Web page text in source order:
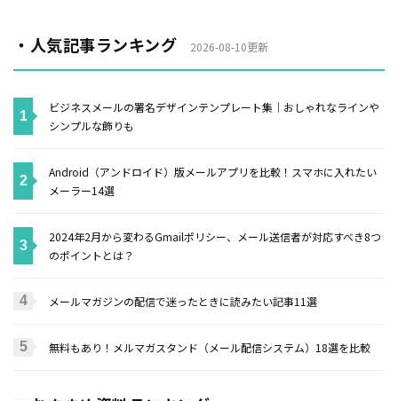
・人気記事ランキング 2026-08-10更新
ビジネスメールの署名デザインテンプレート集｜おしゃれなラインや
シンプルな飾りも
Android（アンドロイド）版メールアプリを比較！スマホに入れたい
メーラー14選
2024年2月から変わるGmailポリシー、メール送信者が対応すべき8つ
のポイントとは？
メールマガジンの配信で迷ったときに読みたい記事11選
無料もあり！メルマガスタンド（メール配信システム）18選を比較